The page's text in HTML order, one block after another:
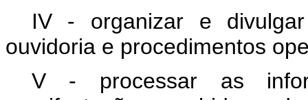
IV - organizar e
ouvidoria e procedimentos
V - processar as